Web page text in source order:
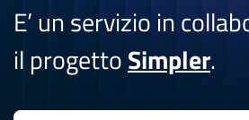
E’ un servizio in
il progettoSimpler.